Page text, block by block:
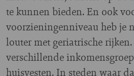
te kunnen bieden. En ook
voorzieningenniveau heb je
louter met geriatrische rijken.
verschillende
huisvesten. In steden waar